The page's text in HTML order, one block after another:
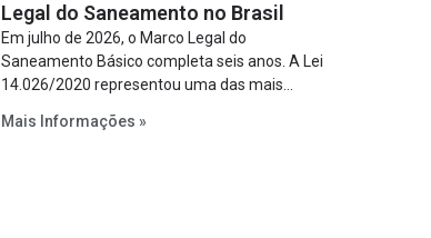
sujeita a uma escolha racional de projeto a
projeto.
Legal do Saneamento no Brasil
Em julho de 2026, o Marco Legal do
Saneamento Básico completa seis anos. A Lei
14.026/2020 representou uma das mais
estabelecer metas claras para a
Mais Informações »